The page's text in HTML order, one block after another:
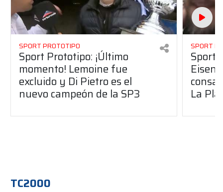
SPORT PROTOTIPO
Sport Prototipo: ¡Último
momento! Lemoine fue
excluido y Di Pietro es el
nuevo campeón de la SP3
SPORT
Sport
La
TC2000